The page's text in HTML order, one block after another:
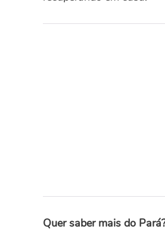
Quer saber mais do